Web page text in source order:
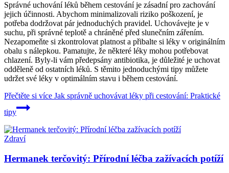
Správné uchování léků během cestování je zásadní pro zachování
jejich účinnosti. Abychom minimalizovali riziko poškození, je
potřeba dodržovat pár jednoduchých pravidel. Uchovávejte je v
suchu, při správné teplotě a chráněné před slunečním zářením.
Nezapomeňte si zkontrolovat platnost a přibalte si léky v originálním
obalu s nálepkou. Pamatujte, že některé léky mohou potřebovat
chlazení. Byly-li vám předepsány antibiotika, je důležité je uchovat
odděleně od ostatních léků. S těmito jednoduchými tipy můžete
udržet své léky v optimálním stavu i během cestování.
Přečtěte si více Jak správně uchovávat léky při cestování: Praktické
tipy
Zdraví
Hermanek terčovitý: Přírodní léčba zažívacích potíží